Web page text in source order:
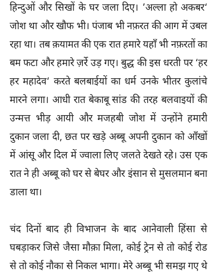
हिन्दुओं और सिखों के घर जला दिए। ’अल्ला हो अकबर‘
जोश था और खौफ भी। पंजाब भी नफ़रत की आग में उबल
रहा था। तब क़यामत की एक रात हमारे यहाँ भी नफ़रतों का
बम फटा और हमारे ज़र्रे उड़ गए। बुद्ध की इस धरती पर ‘हर
हर महादेव‘ करते बलबाईयों का धर्म उनके भीतर कुलांचे
मारने लगा। आधी रात बेकाबू सांड की तरह बलवाइयों की
उन्मत्त भीड़ आयी और मजहबी जोश में उन्होंने हमारी
दुकान जला दी, छत पर खड़े अब्बू अपनी दुकान को आँखों
में आंसू और दिल में ज्वाला लिए जलते देखते रहे। उस एक
रात ने ही अब्बू को घर से बेघर और इंसान से मुसलमान बना
डाला था।
चंद दिनों बाद ही विभाजन के बाद आनेवाली हिंसा से
घबड़ाकर जिसे जैसा मौक़ा मिला, कोई ट्रेन से तो कोई रोड
से तो कोई नौका से निकल भागा। मेरे अब्बू भी समझ गए थे